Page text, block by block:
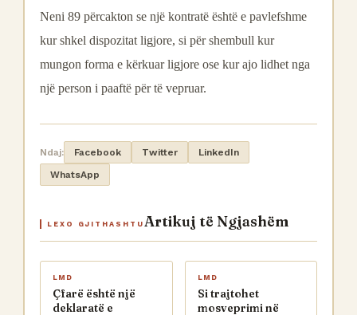
Neni 89 përcakton se një kontratë është e pavlefshme
kur shkel dispozitat ligjore, si për shembull kur
mungon forma e kërkuar ligjore ose kur ajo lidhet nga
një person i paaftë për të vepruar.
Ndaj: Facebook Twitter
LinkedIn
WhatsApp
LEXO GJITHASHTU Artikuj të Ngjashëm
LMD
Çfarë është një
deklaratë e
LMD
Si trajtohet
mosveprimi në